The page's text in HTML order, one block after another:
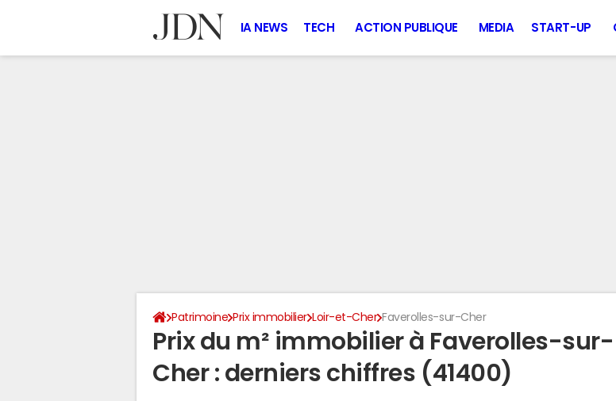
IA NEWS TECH ACTION PUBLIQUE MEDIA START-UP
Patrimoine Prix immobilier Loir-et-Cher Faverolles-sur-Cher
Prix du m² immobilier à Faverolles-sur-
Cher : derniers chiffres (41400)